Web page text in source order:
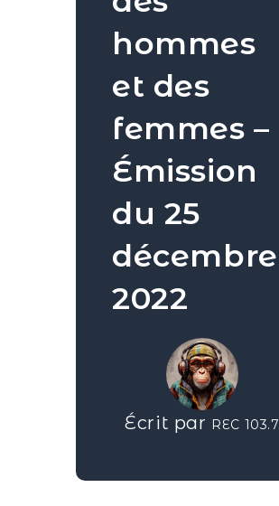
hommes
et des
femmes –
Émission
du 25
décembre
2022
Écrit par REC 103.7